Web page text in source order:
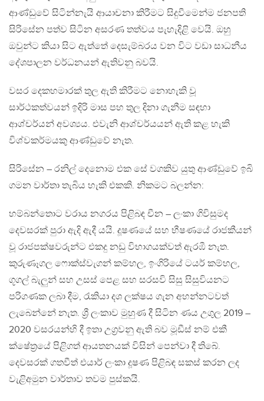
ආණ්ඩුවේ සිටින්නැයි ආයාචනා කිරීමට සිදුවීමෙන්ම ජනපති
සිරිසේන පත්ව සිටින අසරණ තත්වය පැහැදිළි වෙයි. ඔහු
ඔවුන්ට කියා සිට ඇත්තේ දෙසැම්බරය වන විට වඩා සාධනීය
දේශපාලන වර්ධනයන් ඇතිවනු බවයි.
වසර දෙකහමාරක් තුල ඇති කිරීමට නොහැකි වූ
සාර්ථකත්වයන් ඉදිරි මාස පහ තුල දිනා ගැනීම සඳහා
ආශ්චර්යන් අවශ්‍යය. එවැනි ආශ්චර්යයන් ඇති කළ හැකි
විශ්වකර්මයකු ආණ්ඩුවේ නැත.
සිරිසේන – රනිල් දෙනොම එක සේ වගකිව යුතු ආණ්ඩුවේ ඉබි
ගමන වාර්තා තැබිය හැකි එකකි. නිකමට බලන්න:
හම්බන්තොට වරාය නගරය පිළිබඳ චීන – ලංකා ගිවිසුමද
දෙවසරක් පුරා ඇදි ඇදී යයි. දූෂණයේ සහ භීෂණයේ රාජකීයන්
වූ රාජපක්ෂවරුන්ට එකදු නඩු විභාගයක්වත් ඇරඹී නැත.
කුරුණෑගල ෆොක්ස්වැගන් කම්හල, ඉංගිරියේ ටයර් කම්හල,
ගූගල් බැලුන් සහ උසස් පෙළ සහ සරසවි සිසු සිසුවියනට
පරිගණක ලබා දීම, රැකියා දශ ලක්ෂය ගැන අහන්නටවත්
ලැබෙන්නේ නැත. ශ්‍රී ලංකාව මුහුණ දී සිටින ණය උගුල 2019 –
2020 වසරයන්හි දී ඉතා උග්‍රවනු ඇති බව මූඩීස් නම් එකී
ක්ෂේත්‍රයේ පිළිගත් ආයතනයක් විසින් පෙන්වා දී තිබේ.
දෙවසරක් ගතවීත් එයාර් ලංකා දූෂණ පිළිබඳ සකස් කරන ලද
වැළිඅමුන වාර්තාව තවම පුස්කයි.